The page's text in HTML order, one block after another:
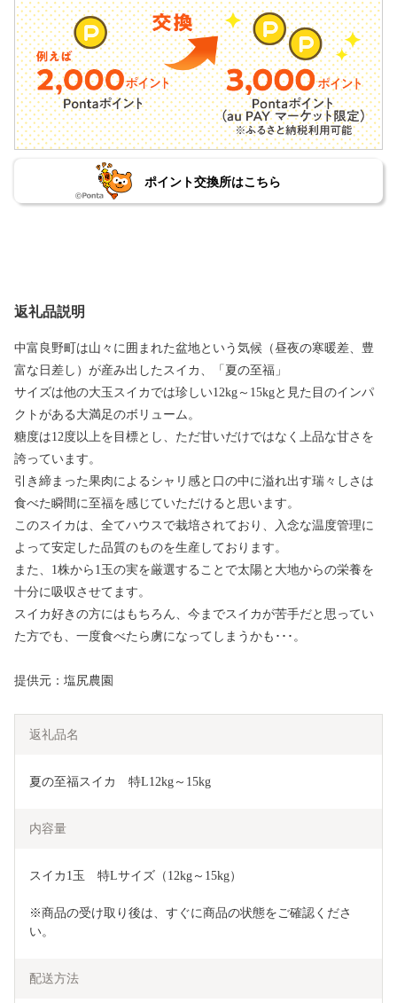
ポイント交換所はこちら
返礼品説明
中富良野町は山々に囲まれた盆地という気候（昼夜の寒暖差、豊
富な日差し）が産み出したスイカ、「夏の至福」
サイズは他の大玉スイカでは珍しい12kg～15kgと見た目のインパ
クトがある大満足のボリューム。
糖度は12度以上を目標とし、ただ甘いだけではなく上品な甘さを
誇っています。
引き締まった果肉によるシャリ感と口の中に溢れ出す瑞々しさは
食べた瞬間に至福を感じていただけると思います。
このスイカは、全てハウスで栽培されており、入念な温度管理に
よって安定した品質のものを生産しております。
また、1株から1玉の実を厳選することで太陽と大地からの栄養を
十分に吸収させてます。
スイカ好きの方にはもちろん、今までスイカが苦手だと思ってい
た方でも、一度食べたら虜になってしまうかも･･･。
提供元：塩尻農園
返礼品名
夏の至福スイカ　特L12kg～15kg
内容量
スイカ1玉　特Lサイズ（12kg～15kg）
※商品の受け取り後は、すぐに商品の状態をご確認くださ
い。
配送方法